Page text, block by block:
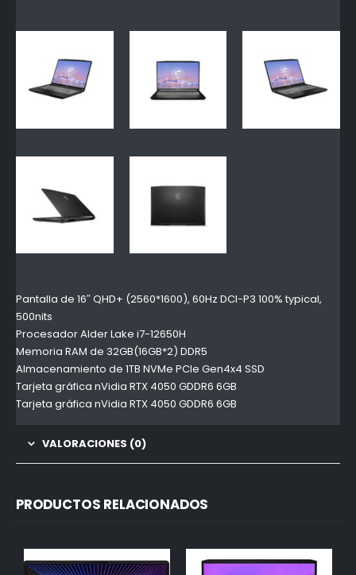
Pantalla de 16″ QHD+ (2560*1600), 60Hz DCI-P3 100% typical,
500nits
Procesador Alder Lake i7-12650H
Memoria RAM de 32GB(16GB*2) DDR5
Almacenamiento de 1TB NVMe PCIe Gen4x4 SSD
Tarjeta gráfica nVidia RTX 4050 GDDR6 6GB
Tarjeta gráfica nVidia RTX 4050 GDDR6 6GB
VALORACIONES (0)
PRODUCTOS RELACIONADOS